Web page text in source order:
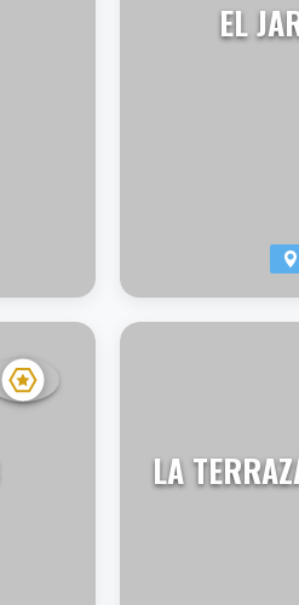
EL
LA